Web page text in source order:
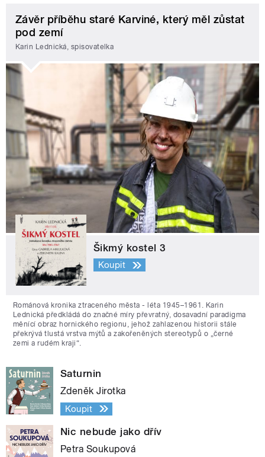
Závěr příběhu staré Karviné, který měl zůstat
pod zemí
Karin Lednická, spisovatelka
Šikmý kostel 3
Koupit
Románová kronika ztraceného města - léta 1945–1961. Karin
Lednická předkládá do značné míry převratný, dosavadní paradigma
měnící obraz hornického regionu, jehož zahlazenou historii stále
překrývá tlustá vrstva mýtů a zakořeněných stereotypů o „černé
zemi a rudém kraji“.
Saturnin
Zdeněk Jirotka
Koupit
Nic nebude jako dřív
Petra Soukupová